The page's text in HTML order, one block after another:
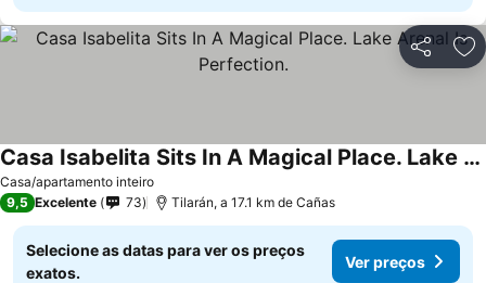
Partilhar
Casa/apartamento inteiro
Casa Isabelita Sits In A Magical Place. Lake Arenal Is Perfection.
9,5 Excelente 73 Tilarán, a 17.1 km de Cañas
Selecione as datas para ver os preços
exatos.
Ver preços